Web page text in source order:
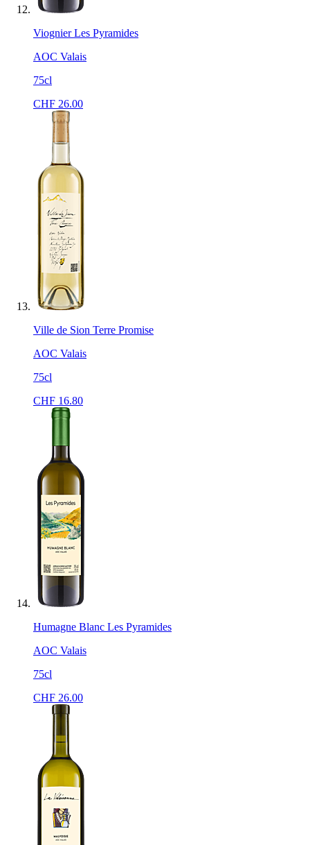
Viognier Les Pyramides
AOC Valais
75cl
CHF 26.00
Ville de Sion Terre Promise
AOC Valais
75cl
CHF 16.80
Humagne Blanc Les Pyramides
AOC Valais
75cl
CHF 26.00